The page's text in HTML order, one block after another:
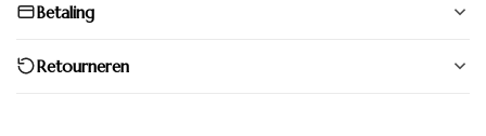
Betaling
Retourneren